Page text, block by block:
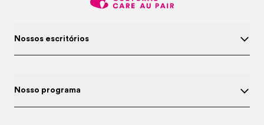
Nossos escritórios
Nosso programa